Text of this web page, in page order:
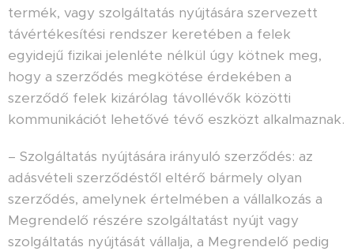
termék, vagy szolgáltatás nyújtására szervezett
távértékesítési rendszer keretében a felek
egyidejű fizikai jelenléte nélkül úgy kötnek meg,
hogy a szerződés megkötése érdekében a
szerződő felek kizárólag távollévők közötti
kommunikációt lehetővé tévő eszközt alkalmaznak.
– Szolgáltatás nyújtására irányuló szerződés: az
adásvételi szerződéstől eltérő bármely olyan
szerződés, amelynek értelmében a vállalkozás a
Megrendelő részére szolgáltatást nyújt vagy
szolgáltatás nyújtását vállalja, a Megrendelő pedig